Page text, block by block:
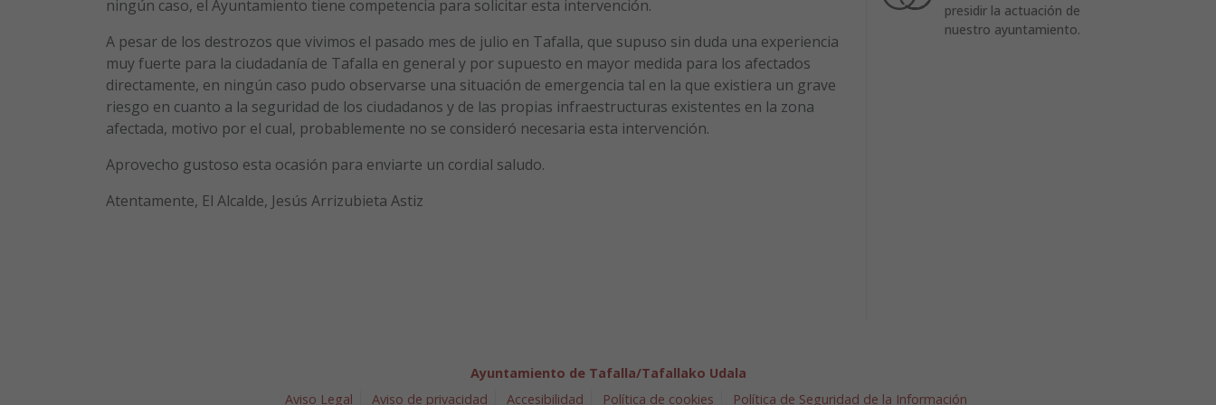
ningún caso, el Ayuntamiento tiene competencia para solicitar esta intervención.
A pesar de los destrozos que vivimos el pasado mes de julio en Tafalla, que supuso sin duda una experiencia
muy fuerte para la ciudadanía de Tafalla en general y por supuesto en mayor medida para los afectados
directamente, en ningún caso pudo observarse una situación de emergencia tal en la que existiera un grave
riesgo en cuanto a la seguridad de los ciudadanos y de las propias infraestructuras existentes en la zona
afectada, motivo por el cual, probablemente no se consideró necesaria esta intervención.
Aprovecho gustoso esta ocasión para enviarte un cordial saludo.
Atentamente, El Alcalde, Jesús Arrizubieta Astiz
presidir la actuación de
nuestro ayuntamiento.
Ayuntamiento de Tafalla/Tafallako Udala
Aviso Legal
Aviso de privacidad Accesibilidad Política de cookies Política de Seguridad de la Información